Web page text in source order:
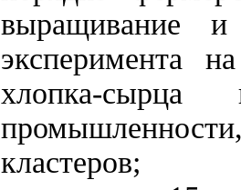
выращивание и
эксперимента
хлопка-
кластеров;